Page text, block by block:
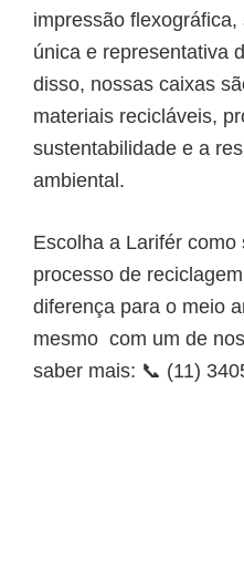
impressão
única e representativa
disso, nossas caixas
materiais recicláveis,
sustentabilidade e a
ambiental.
Escolha a Larifér como
processo de
diferença para o meio
mesmo com um de
saber mais: 📞 (11)